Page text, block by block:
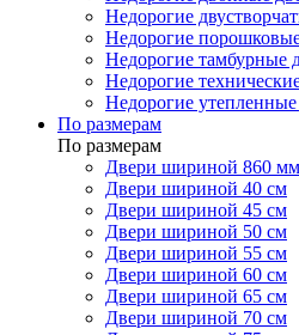
Недорогие
Недорогие
Недорогие тамбурные
Недорогие
Недорогие утепленные
По размерам
По размерам
Двери шириной 860 мм
Двери шириной 40 см
Двери шириной 45 см
Двери шириной 50 см
Двери шириной 55 см
Двери шириной 60 см
Двери шириной 65 см
Двери шириной 70 см